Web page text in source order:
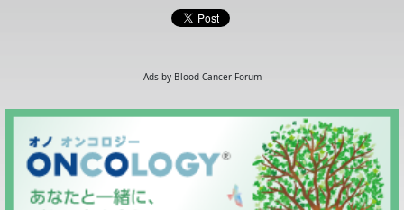
Ads by Blood Cancer Forum